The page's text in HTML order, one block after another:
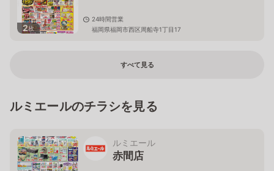
2枚
24時間営業
福岡県福岡市西区周船寺1丁目17
すべて見る
ルミエールのチラシを見る
ルミエール
赤間店